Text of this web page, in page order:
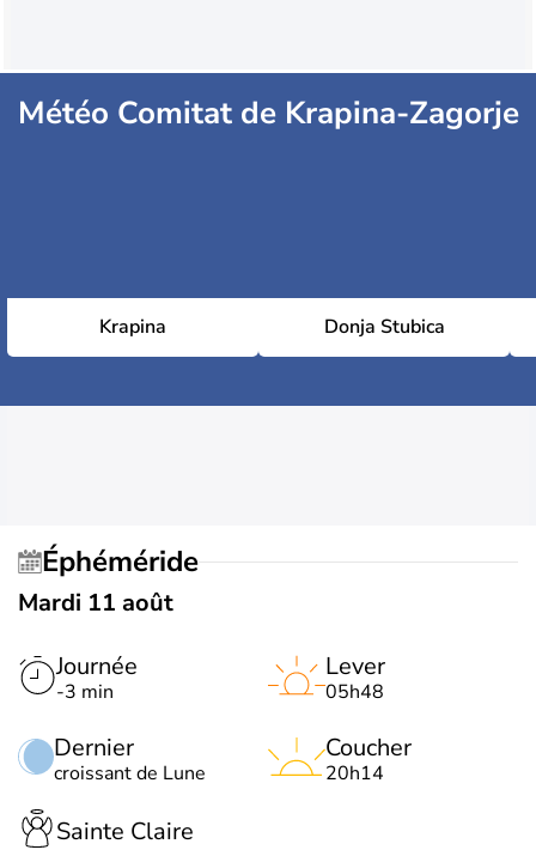
Météo Comitat de Krapina-Zagorje
Krapina Donja Stubica
Éphéméride
Mardi 11 août
Journée
-3 min
Dernier
croissant de Lune
Lever
05h48
Coucher
20h14
Sainte Claire